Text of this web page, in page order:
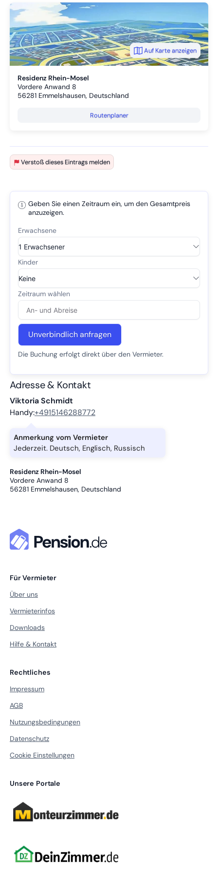
Emmelshausen bietet eine gute Infrastruktur mit
Einkaufsmöglichkeiten, Ärzten, Gastronomie und schneller
Autobahnanbindung.
Ruhiges Wohnen kombiniert mit hervorragender Erreichbarkeit.
Residenz Rhein-Mosel
Vordere Anwand 8
56281 Emmelshausen, Deutschland
Routenplaner
Auf Karte anzeigen
Verstoß dieses Eintrags melden
Geben Sie einen Zeitraum ein, um den Gesamtpreis
anzuzeigen.
Unverbindlich anfragen
Die Buchung erfolgt direkt über den Vermieter.
Adresse & Kontakt
Viktoria Schmidt
Handy:+4915146288772
Anmerkung vom Vermieter
Jederzeit. Deutsch, Englisch, Russisch
Residenz Rhein-Mosel
Vordere Anwand 8
56281 Emmelshausen, Deutschland
Für Vermieter
Über uns
Vermieterinfos
Downloads
Hilfe & Kontakt
Rechtliches
Impressum
AGB
Nutzungsbedingungen
Datenschutz
Cookie Einstellungen
Unsere Portale